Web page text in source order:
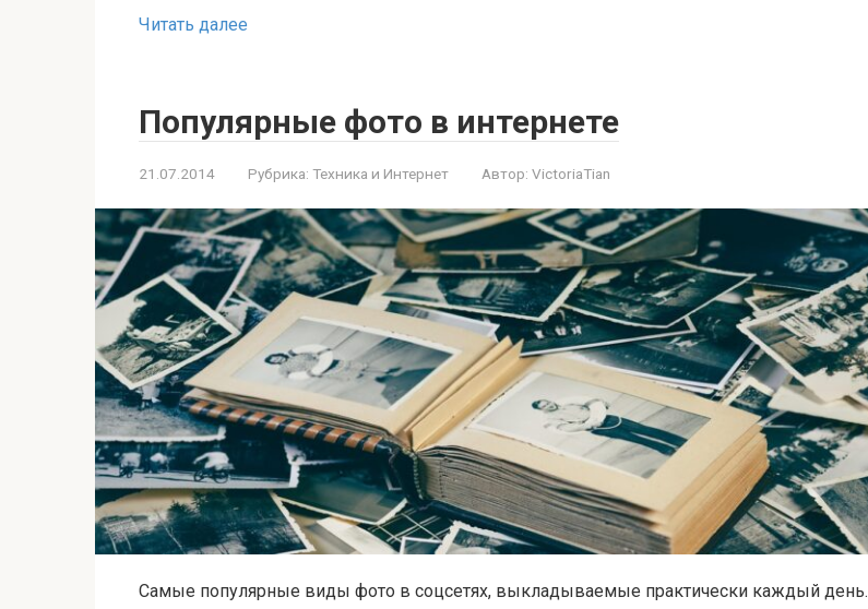
Читать далее
Популярные фото в интернете
21.07.2014 Рубрика: Техника и Интернет Автор: VictoriaTian
Самые популярные виды фото в соцсетях, выкладываемые практически каждый день.